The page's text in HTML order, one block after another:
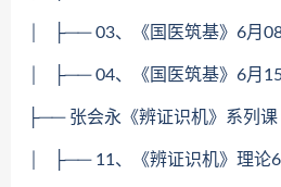
│ ├── 03、《国医筑基》6月
│ ├── 04、《国医筑基》6月
├── 张会永《辨证识机》系列课
│ ├── 11、《辨证识机》理论